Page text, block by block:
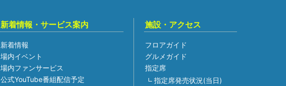
新着情報・サービス案内
新着情報
場内イベント
場内ファンサービス
公式YouTube番組配信予定
施設・アクセス
フロアガイド
グルメガイド
指定席
指定席発売状況(当日)